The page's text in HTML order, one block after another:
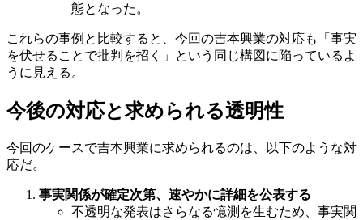
態となった。
これらの事例と比較すると、今回の吉本興業の対応も「事実
を伏せることで批判を招く」という同じ構図に陥っているよ
うに見える。
今後の対応と求められる透明性
今回のケースで吉本興業に求められるのは、以下のような対
応だ。
事実関係が確定次第、速やかに詳細を公表する
不透明な発表はさらなる憶測を生むため、事実関